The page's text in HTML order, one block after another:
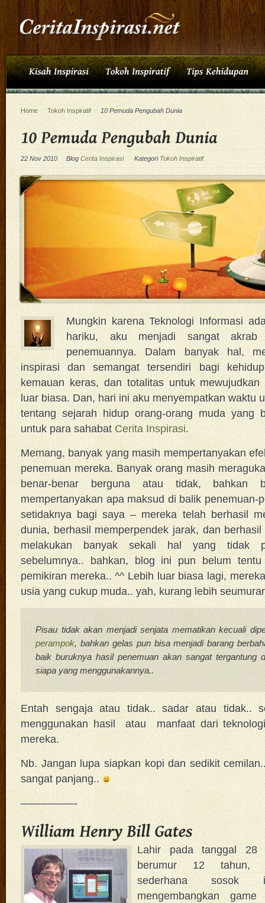
Home ~ Tokoh Inspiratif ~ 10 Pemuda Pengubah Dunia
22 Nov 2010 BlogCerita Inspirasi KategoriTokoh Inspiratif
Mungkin karena Teknologi Informasi
hariku, aku menjadi sangat akrab
penemuannya. Dalam banyak hal,
inspirasi dan semangat tersendiri bagi
kemauan keras, dan totalitas untuk
luar biasa. Dan, hari ini aku menyempatkan waktu
tentang sejarah hidup orang-orang muda yang
untuk para sahabat Cerita Inspirasi.
Memang, banyak yang masih mempertanyakan
penemuan mereka. Banyak orang masih
benar-benar berguna atau tidak, bahkan
mempertanyakan apa maksud di balik penemuan-
setidaknya bagi saya – mereka telah berhasil
dunia, berhasil memperpendek jarak, dan
melakukan banyak sekali hal yang tidak
sebelumnya.. bahkan, blog ini pun belum
pemikiran mereka.. ^^ Lebih luar biasa lagi,
usia yang cukup muda.. yah, kurang lebih
Pisau tidak akan menjadi senjata mematikan kecuali
perampok, bahkan gelas pun bisa menjadi barang
baik buruknya hasil penemuan akan sangat tergantung
siapa yang menggunakannya..
Entah sengaja atau tidak.. sadar atau tidak..
menggunakan hasil atau manfaat dari
mereka.
Nb. Jangan lupa siapkan kopi dan sedikit
sangat panjang..
—————-
Lahir pada tanggal 28
berumur 12 tahun,
sederhana
mengembangkan